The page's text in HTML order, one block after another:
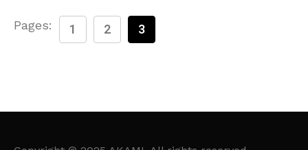
Pages: 1 2 3